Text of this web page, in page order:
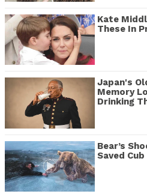
Kate
These In
Japan's
Memory
Drinking
Bear’s
Saved Cub